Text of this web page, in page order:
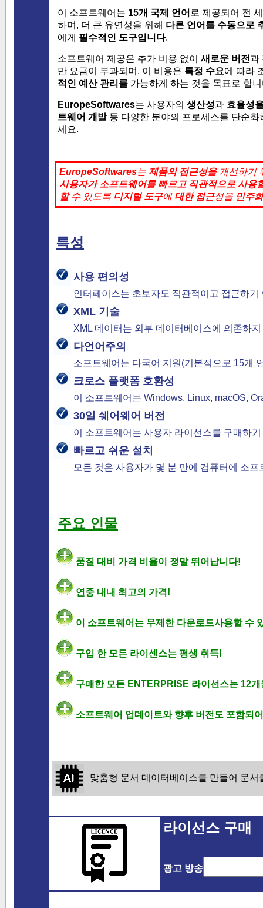
이 소프트웨어는 15개 국제 언어 로 제공되어 전
하며, 더 큰 유연성을 위해 다른 언어를 수동으로
에게 필수적인 도구입니다.
소프트웨어 제공은 추가 비용 없이 새로운 버전과
만 요금이 부과되며, 이 비용은 특정 수요에 따라
적인 예산 관리를 가능하게 하는 것을 목표로 합
EuropeSoftwares는 사용자의 생산성과 효율성
트웨어 개발등 다양한 분야의 프로세스를 단순
세요.
EuropeSoftwares는 제품의 접근성을개선하기
사용자가 소프트웨어를 빠르고 직관적으로 사용
할 수있도록 디지털 도구에 대한 접근성을 민주화
특성
사용 편의성
인터페이스는 초보자도 직관적이고 접근하기
XML 기술
XML 데이터는 외부 데이터베이스에 의존하
다언어주의
소프트웨어는 다국어 지원(기본적으로 15개
크로스 플랫폼 호환성
이 소프트웨어는 Windows, Linux, macOS,
30일 쉐어웨어 버전
이 소프트웨어는 사용자 라이선스를 구매하
빠르고 쉬운 설치
모든 것은 사용자가 몇 분 만에 컴퓨터에 소
주요 인물
품질 대비 가격 비율이 정말 뛰어납니다!
연중 내내 최고의 가격!
이 소프트웨어는 무제한 다운로드사용할 수
구입 한 모든 라이센스는 평생 취득!
구매한 모든 ENTERPRISE 라이선스는 12
소프트웨어 업데이트와 향후 버전도 포함되
맞춤형 문서 데이터베이스를 만들어 문
라이선스 구매
광고 방송